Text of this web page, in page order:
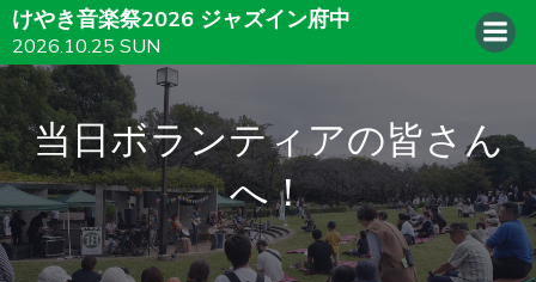
けやき音楽祭2026 ジャズイン府中
2026.10.25 SUN
当日ボランティアの皆さん
へ！